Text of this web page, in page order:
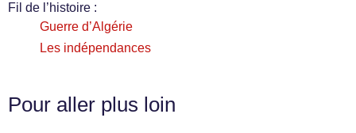
Fil de l’histoire :
Guerre d’Algérie
Les indépendances
Pour aller plus loin